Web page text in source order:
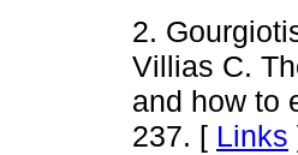
2.
Villias C.
and how to
237. [ Links